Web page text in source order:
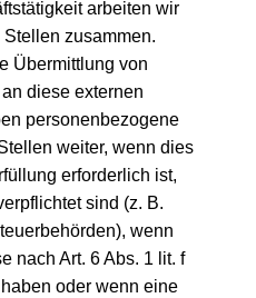
arbeiten wir
zusammen.
Übermittlung von
diese externen
personenbezogene
weiter, wenn dies
erforderlich ist,
sind (z. B.
wenn
nach Art. 6 Abs. 1 lit. f
oder wenn eine